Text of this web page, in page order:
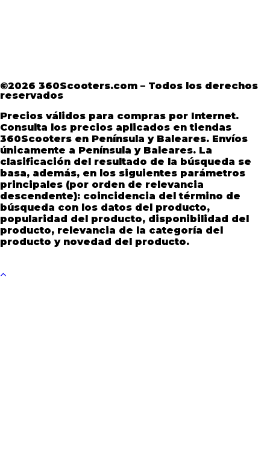
©2026 360Scooters.com – Todos los derechos
reservados
Precios válidos para compras por Internet.
Consulta los precios aplicados en tiendas
360Scooters en Península y Baleares. Envíos
únicamente a Península y Baleares. La
clasificación del resultado de la búsqueda se
basa, además, en los siguientes parámetros
principales (por orden de relevancia
descendente): coincidencia del término de
búsqueda con los datos del producto,
popularidad del producto, disponibilidad del
producto, relevancia de la categoría del
producto y novedad del producto.